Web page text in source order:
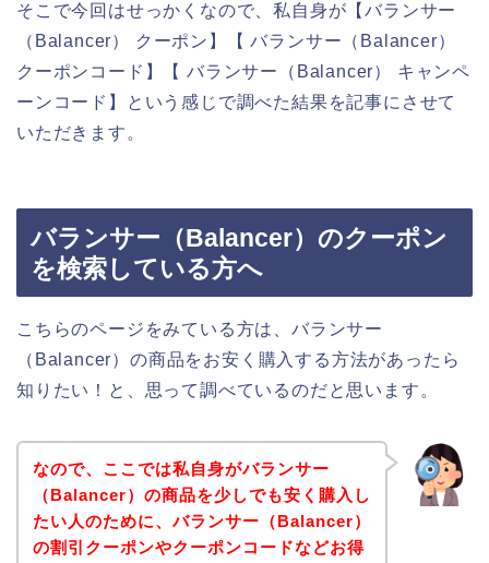
そこで今回はせっかくなので、私自身が【バランサー
（Balancer） クーポン】【 バランサー（Balancer）
クーポンコード】【 バランサー（Balancer） キャンペ
ーンコード】という感じで調べた結果を記事にさせて
いただきます。
バランサー（Balancer）のクーポン
を検索している方へ
こちらのページをみている方は、バランサー
（Balancer）の商品をお安く購入する方法があったら
知りたい！と、思って調べているのだと思います。
なので、ここでは私自身がバランサー
（Balancer）の商品を少しでも安く購入し
たい人のために、バランサー（Balancer）
の割引クーポンやクーポンコードなどお得